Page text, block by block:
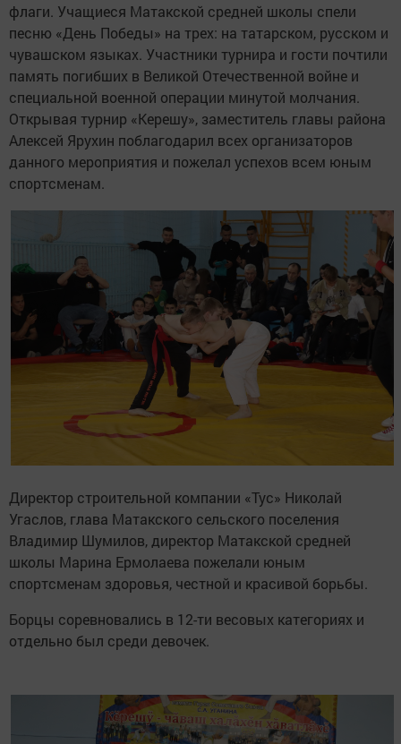
флаги. Учащиеся Матакской средней школы спели
песню «День Победы» на трех: на татарском, русском и
чувашском языках. Участники турнира и гости почтили
память погибших в Великой Отечественной войне и
специальной военной операции минутой молчания.
Открывая турнир «Керешу», заместитель главы района
Алексей Ярухин поблагодарил всех организаторов
данного мероприятия и пожелал успехов всем юным
спортсменам.
Директор строительной компании «Тус» Николай
Угаслов, глава Матакского сельского поселения
Владимир Шумилов, директор Матакской средней
школы Марина Ермолаева пожелали юным
спортсменам здоровья, честной и красивой борьбы.
Борцы соревновались в 12-ти весовых категориях и
отдельно был среди девочек.